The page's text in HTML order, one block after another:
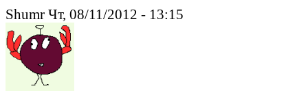
Shumr Чт, 08/11/2012 - 13:15